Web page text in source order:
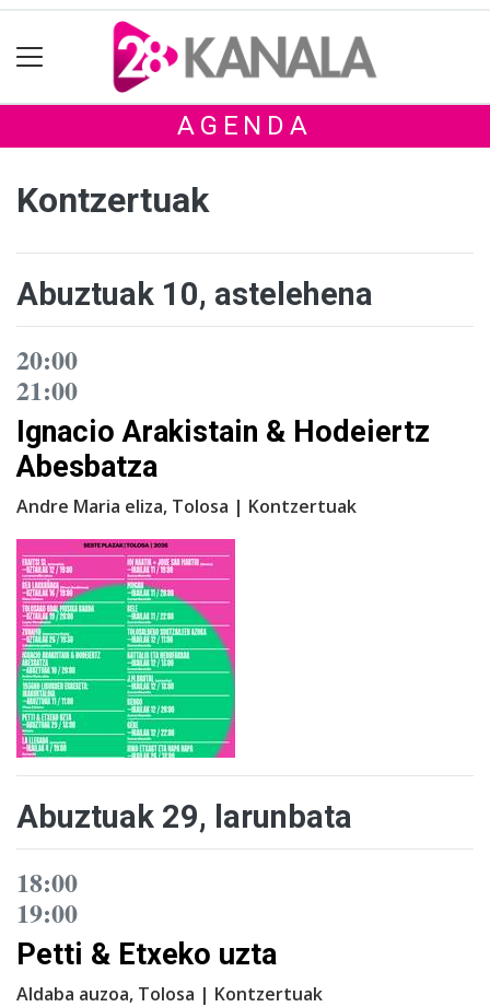
AGENDA
Kontzertuak
Abuztuak 10, astelehena
20:00
21:00
Ignacio Arakistain & Hodeiertz
Abesbatza
Andre Maria eliza, Tolosa | Kontzertuak
Abuztuak 29, larunbata
18:00
19:00
Petti & Etxeko uzta
Aldaba auzoa, Tolosa | Kontzertuak